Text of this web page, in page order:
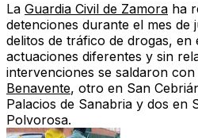
La Guardia Civil de Zamora ha
detenciones durante el mes de
delitos de tráfico de drogas, en
actuaciones diferentes y sin
intervenciones se saldaron
Benavente, otro en San
Palacios de Sanabria y dos en
Polvorosa.